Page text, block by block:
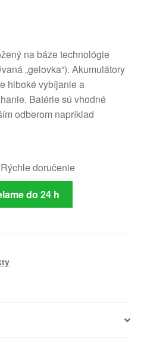
na báze technológie
„gelovka“). Akumulátory
hlboké vybíjanie a
Batérie sú vhodné
odberom napríklad
Rýchle doručenie
do 24 h